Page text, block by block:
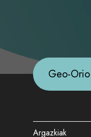
Geo-Orio
Argazkiak